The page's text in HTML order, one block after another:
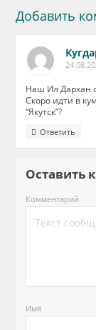
Добавить
Наш Ил Дархан
Скоро идти в
“Якутск”?
Ответить
Оставить
Комментарий
Имя